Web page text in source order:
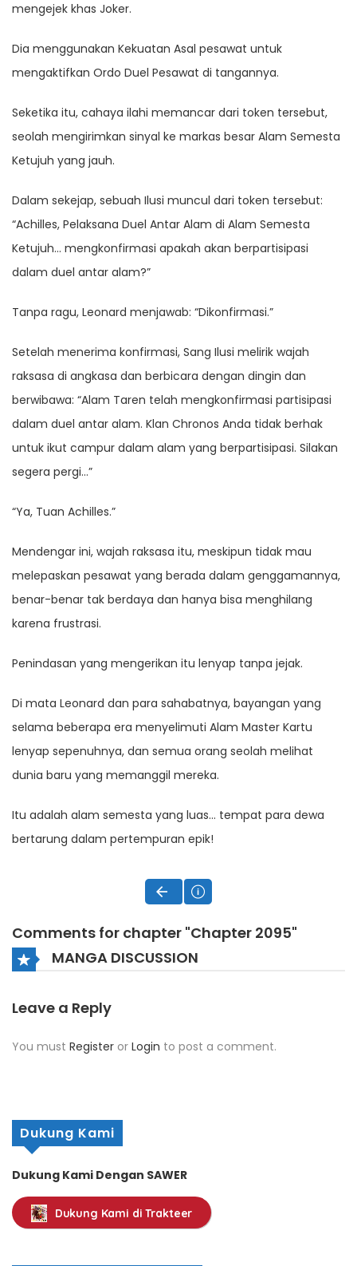
mengejek khas Joker.
Dia menggunakan Kekuatan Asal pesawat untuk
mengaktifkan Ordo Duel Pesawat di tangannya.
Seketika itu, cahaya ilahi memancar dari token tersebut,
seolah mengirimkan sinyal ke markas besar Alam Semesta
Ketujuh yang jauh.
Dalam sekejap, sebuah Ilusi muncul dari token tersebut:
“Achilles, Pelaksana Duel Antar Alam di Alam Semesta
Ketujuh… mengkonfirmasi apakah akan berpartisipasi
dalam duel antar alam?”
Tanpa ragu, Leonard menjawab: “Dikonfirmasi.”
Setelah menerima konfirmasi, Sang Ilusi melirik wajah
raksasa di angkasa dan berbicara dengan dingin dan
berwibawa: “Alam Taren telah mengkonfirmasi partisipasi
dalam duel antar alam. Klan Chronos Anda tidak berhak
untuk ikut campur dalam alam yang berpartisipasi. Silakan
segera pergi…”
“Ya, Tuan Achilles.”
Mendengar ini, wajah raksasa itu, meskipun tidak mau
melepaskan pesawat yang berada dalam genggamannya,
benar-benar tak berdaya dan hanya bisa menghilang
karena frustrasi.
Penindasan yang mengerikan itu lenyap tanpa jejak.
Di mata Leonard dan para sahabatnya, bayangan yang
selama beberapa era menyelimuti Alam Master Kartu
lenyap sepenuhnya, dan semua orang seolah melihat
dunia baru yang memanggil mereka.
Itu adalah alam semesta yang luas… tempat para dewa
bertarung dalam pertempuran epik!
Comments for chapter "Chapter 2095"
MANGA DISCUSSION
Leave a Reply
You must Register or Login to post a comment.
Dukung Kami
Dukung Kami Dengan SAWER
Dukung Kami di Trakteer